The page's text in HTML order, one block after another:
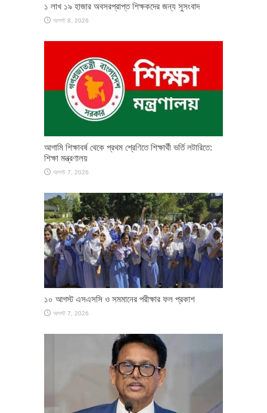
১ লাখ ১৯ হাজার অবসরপ্রাপ্ত শিক্ষকদের জন্য সুসংবাদ
আগস্ট 8, 2026
আগামি শিক্ষাবর্ষ থেকে প্রথম শ্রেণিতে শিক্ষার্থী ভর্তি লটারিতে:
শিক্ষা মন্ত্রণালয়
আগস্ট 7, 2026
১০ আগস্ট এসএসসি ও সমমানের পরীক্ষার ফল প্রকাশ
আগস্ট 7, 2026